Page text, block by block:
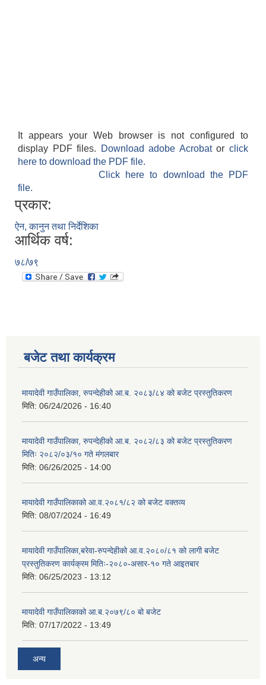
It appears your Web browser is not configured to
display PDF files.
Download adobe Acrobatorclick
here to download the PDF file.
Click here to download the PDF
file.
प्रकार:
ऐन, कानुन तथा निर्देशिका
आर्थिक वर्ष:
७८/७९
बजेट तथा कार्यक्रम
मायादेवी गाउँपालिका, रुपन्देहीको आ.ब. २०८३/८४ को बजेट प्रस्तुतिकरण
मिति: 06/24/2026 - 16:40
मायादेवी गाउँपालिका, रुपन्देहीको आ.ब. २०८२/८३ को बजेट प्रस्तुतिकरण
मितिः २०८२/०३/१० गते मंगलबार
मिति: 06/26/2025 - 14:00
मायादेवी गाउँपालिकाको आ.व.२०८१/८२ को बजेट वक्तव्य
मिति: 08/07/2024 - 16:49
मायादेवी गाउँपालिका,बरेवा-रुपन्देहीको आ.व.२०८०/८१ को लागी बजेट
प्रस्तुतिकरण कार्यक्रम मितिः-२०८०-असार-१० गते आइतबार
मिति: 06/25/2023 - 13:12
मायादेवी गाउँपालिकाको आ.ब.२०७९/८० बो बजेट
मिति: 07/17/2022 - 13:49
अन्य